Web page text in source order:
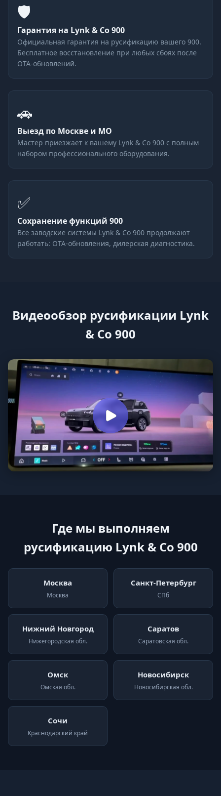
🛡
Гарантия на Lynk & Co 900
Официальная гарантия на русификацию вашего 900.
Бесплатное восстановление при любых сбоях после
OTA-обновлений.
🚗
Выезд по Москве и МО
Мастер приезжает к вашему Lynk & Co 900 с полным
набором профессионального оборудования.
✅
Сохранение функций 900
Все заводские системы Lynk & Co 900 продолжают
работать: OTA-обновления, дилерская диагностика.
Видеообзор русификации Lynk
& Co 900
Где мы выполняем
русификацию Lynk & Co 900
Москва
Москва
Санкт-Петербург
СПб
Нижний Новгород
Нижегородская обл.
Саратов
Саратовская обл.
Омск
Омская обл.
Новосибирск
Новосибирская обл.
Сочи
Краснодарский край